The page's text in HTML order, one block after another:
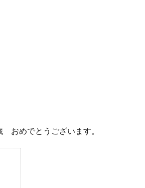
おめでとうございます。